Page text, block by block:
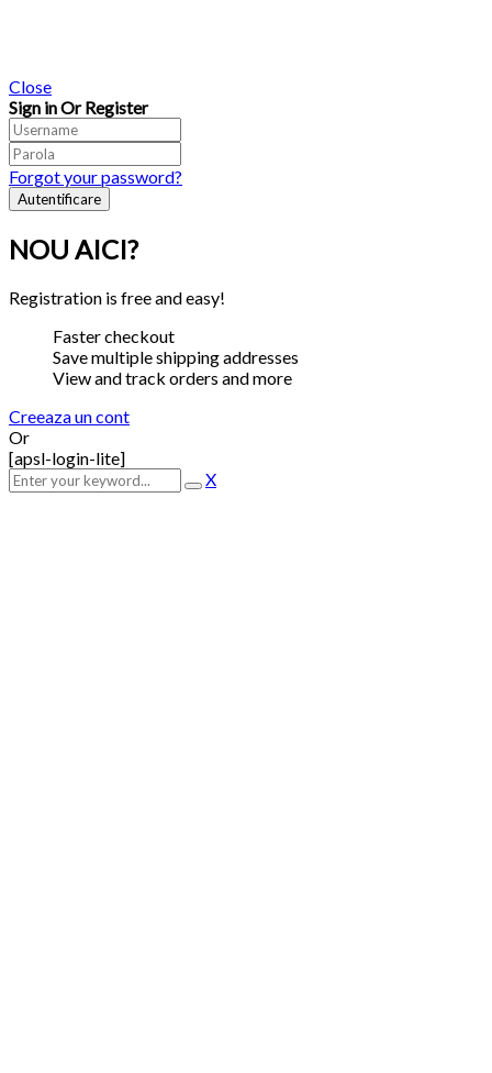
Close
Sign in Or Register
Forgot your password?
NOU AICI?
Registration is free and easy!
Faster checkout
Save multiple shipping addresses
View and track orders and more
Creeaza un cont
Or
[apsl-login-lite]
X